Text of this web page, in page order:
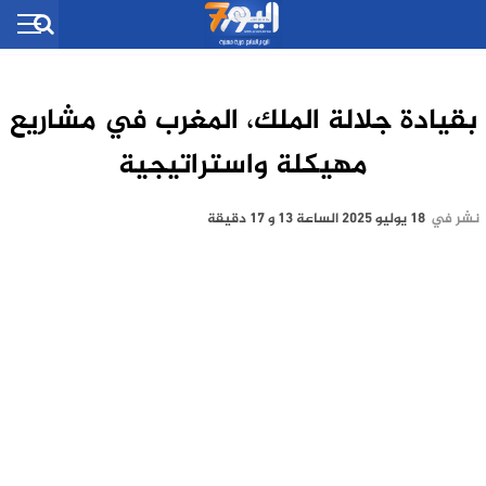
بقيادة جلالة الملك، المغرب في مشاريع
مهيكلة واستراتيجية
نشر في 18 يوليو 2025 الساعة 13 و 17 دقيقة